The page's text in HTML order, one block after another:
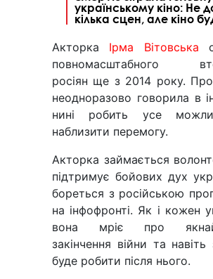
українському кіно: Не
кілька сцен, але кіно
Акторка Ірма Вітовська
повномасштабного
росіян ще з 2014 року.
неодноразово говорила в
нині робить усе
наблизити перемогу.
Акторка займається
підтримує бойових дух
бореться з російською
на інфофронті. Як і кожен
вона мріє про
закінчення війни та
буде робити після нього.